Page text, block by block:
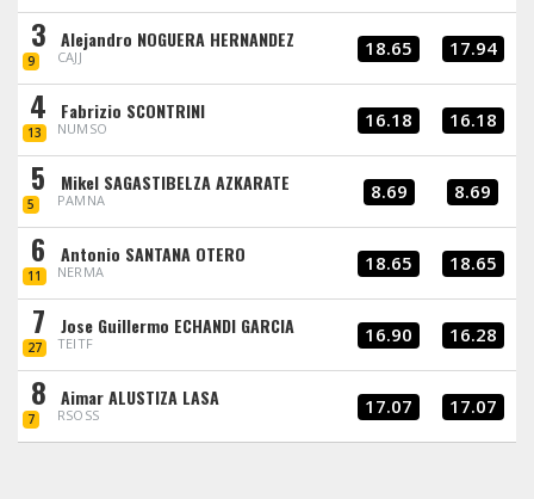
3
9
Alejandro NOGUERA HERNANDEZ
CAJJ 18.65 17.94
4
13
Fabrizio SCONTRINI
NUMSO 16.18 16.18
5
5
Mikel SAGASTIBELZA AZKARATE
PAMNA 8.69 8.69
6
11
Antonio SANTANA OTERO
NERMA 18.65 18.65
7
27
Jose Guillermo ECHANDI GARCIA
TEITF 16.90 16.28
8
7
Aimar ALUSTIZA LASA
RSOSS 17.07 17.07